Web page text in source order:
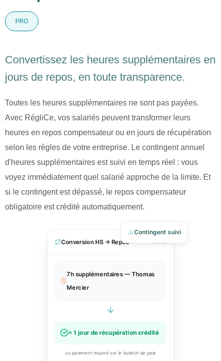
PRO
Convertissez les heures supplémentaires en
jours de repos, en toute transparence.
Toutes les heures supplémentaires ne sont pas payées.
Avec RégliCe, vos salariés peuvent transformer leurs
heures en repos compensateur ou en jours de récupération
selon les règles de votre entreprise. Le contingent annuel
d'heures supplémentaires est suivi en temps réel : vous
voyez immédiatement quel salarié approche de la limite. Et
si le contingent est dépassé, le repos compensateur
obligatoire est crédité automatiquement.
Contingent suivi
Conversion HS → Repos
7h supplémentaires — Thomas
Mercier
= 1 jour de récupération crédité
ou paiement majoré sur le bulletin de paie